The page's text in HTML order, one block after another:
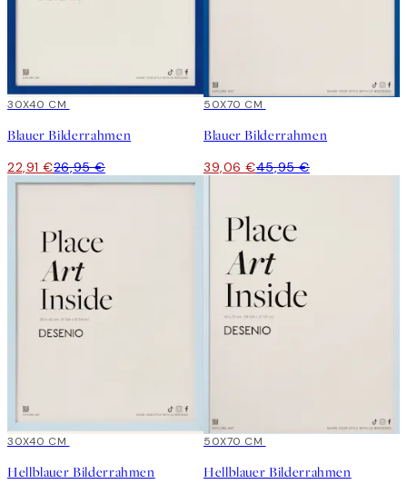
15%*
30X40 CM
Blauer Bilderrahmen
22,91 €26,95 €
15%*
50X70 CM
Blauer Bilderrahmen
39,06 €45,95 €
15%*
30X40 CM
Hellblauer Bilderrahmen
15%*
50X70 CM
Hellblauer Bilderrahmen